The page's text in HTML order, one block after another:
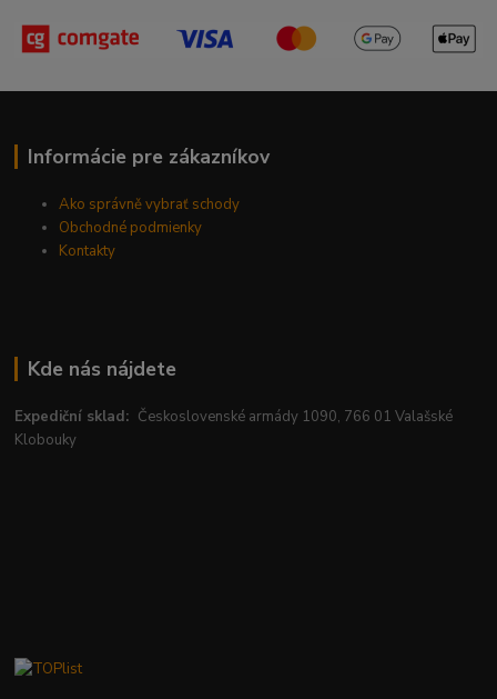
Informácie pre zákazníkov
Ako správně vybrať schody
Obchodné podmienky
Kontakty
Kde nás nájdete
Expediční sklad: Československé armády 1090, 766 01 Valašské
Klobouky